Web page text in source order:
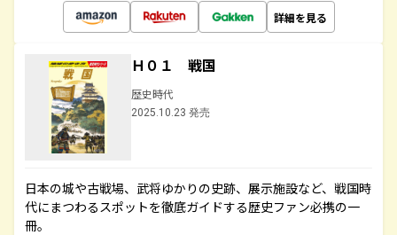
詳細を見る
Ｈ０１ 戦国
歴史時代
2025.10.23 発売
日本の城や古戦場、武将ゆかりの史跡、展示施設など、戦国時
代にまつわるスポットを徹底ガイドする歴史ファン必携の一
冊。